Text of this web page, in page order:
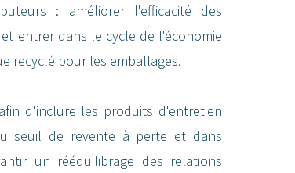
: améliorer l'efficacité des
entrer dans le cycle de l'économie
recyclé pour les emballages.
d'inclure les produits d'entretien
seuil de revente à perte et dans
un rééquilibrage des relations